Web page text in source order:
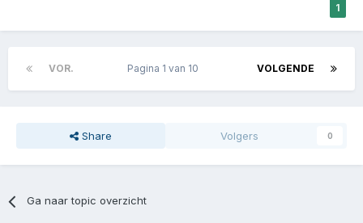
1
VOR. VOLGENDE
Pagina 1 van 10
Share Volgers 0
Ga naar topic overzicht